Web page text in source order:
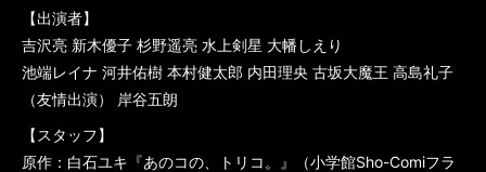
【出演者】
吉沢亮 新木優子 杉野遥亮 水上剣星 大幡しえり
池端レイナ 河井佑樹 本村健太郎 内田理央 古坂大魔王 高島礼子
（友情出演） 岸谷五朗
【スタッフ】
原作：白石ユキ『あのコの、トリコ。』（小学館Sho-Comiフラ